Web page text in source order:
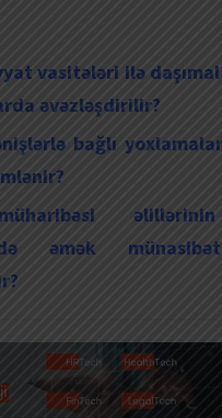
vasitələri ilə
əvəzləşdirilir?
bağlı
əmək